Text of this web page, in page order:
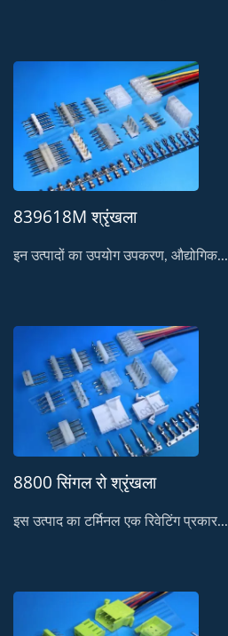
839618M श्रृंखला
इन उत्पादों का उपयोग उपकरण, औद्योगिक...
8800 सिंगल रो श्रृंखला
इस उत्पाद का टर्मिनल एक रिवेटिंग प्रकार...